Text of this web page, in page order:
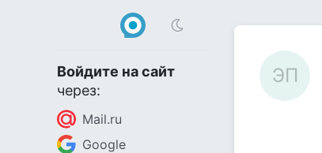
Войдите на сайт
через:
Mail.ru
Google
ЭП